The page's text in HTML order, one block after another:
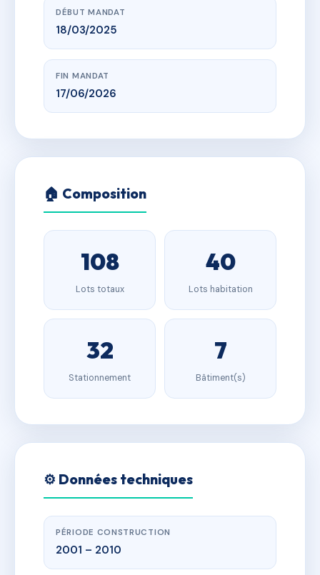
DÉBUT MANDAT
18/03/2025
FIN MANDAT
17/06/2026
🏠 Composition
108
Lots totaux
40
Lots habitation
32
Stationnement
7
Bâtiment(s)
⚙️ Données techniques
PÉRIODE CONSTRUCTION
2001 – 2010